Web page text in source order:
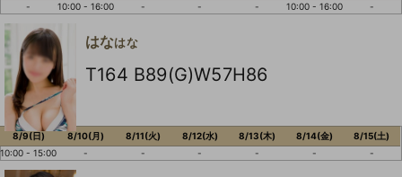
-
10:00 - 16:00
-
-
-
10:00 - 16:00
-
はなはな
T164 B89(G)W57H86
8/9(日)
10:00 - 15:00
8/10(月)
-
8/11(火)
-
8/12(水)
-
8/13(木)
-
8/14(金)
-
8/15(土)
-